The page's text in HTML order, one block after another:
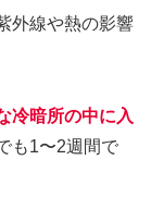
外線や熱の影響
冷暗所の中に入
も1〜2週間で